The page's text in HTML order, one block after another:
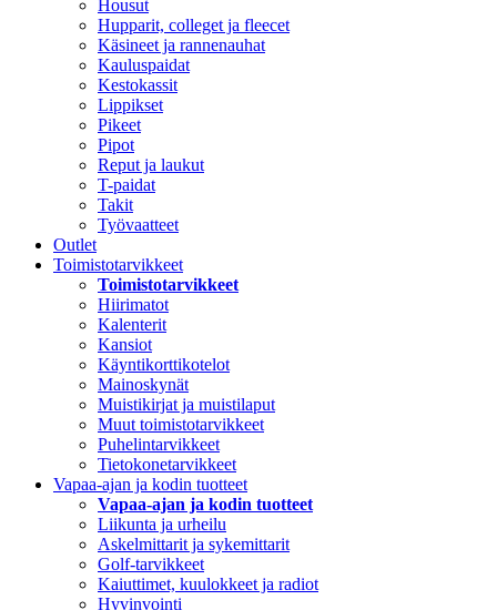
Housut
Hupparit, colleget ja fleecet
Käsineet ja rannenauhat
Kauluspaidat
Kestokassit
Lippikset
Pikeet
Pipot
Reput ja laukut
T-paidat
Takit
Työvaatteet
Outlet
Toimistotarvikkeet
Toimistotarvikkeet
Hiirimatot
Kalenterit
Kansiot
Käyntikorttikotelot
Mainoskynät
Muistikirjat ja muistilaput
Muut toimistotarvikkeet
Puhelintarvikkeet
Tietokonetarvikkeet
Vapaa-ajan ja kodin tuotteet
Vapaa-ajan ja kodin tuotteet
Liikunta ja urheilu
Askelmittarit ja sykemittarit
Golf-tarvikkeet
Kaiuttimet, kuulokkeet ja radiot
Hyvinvointi